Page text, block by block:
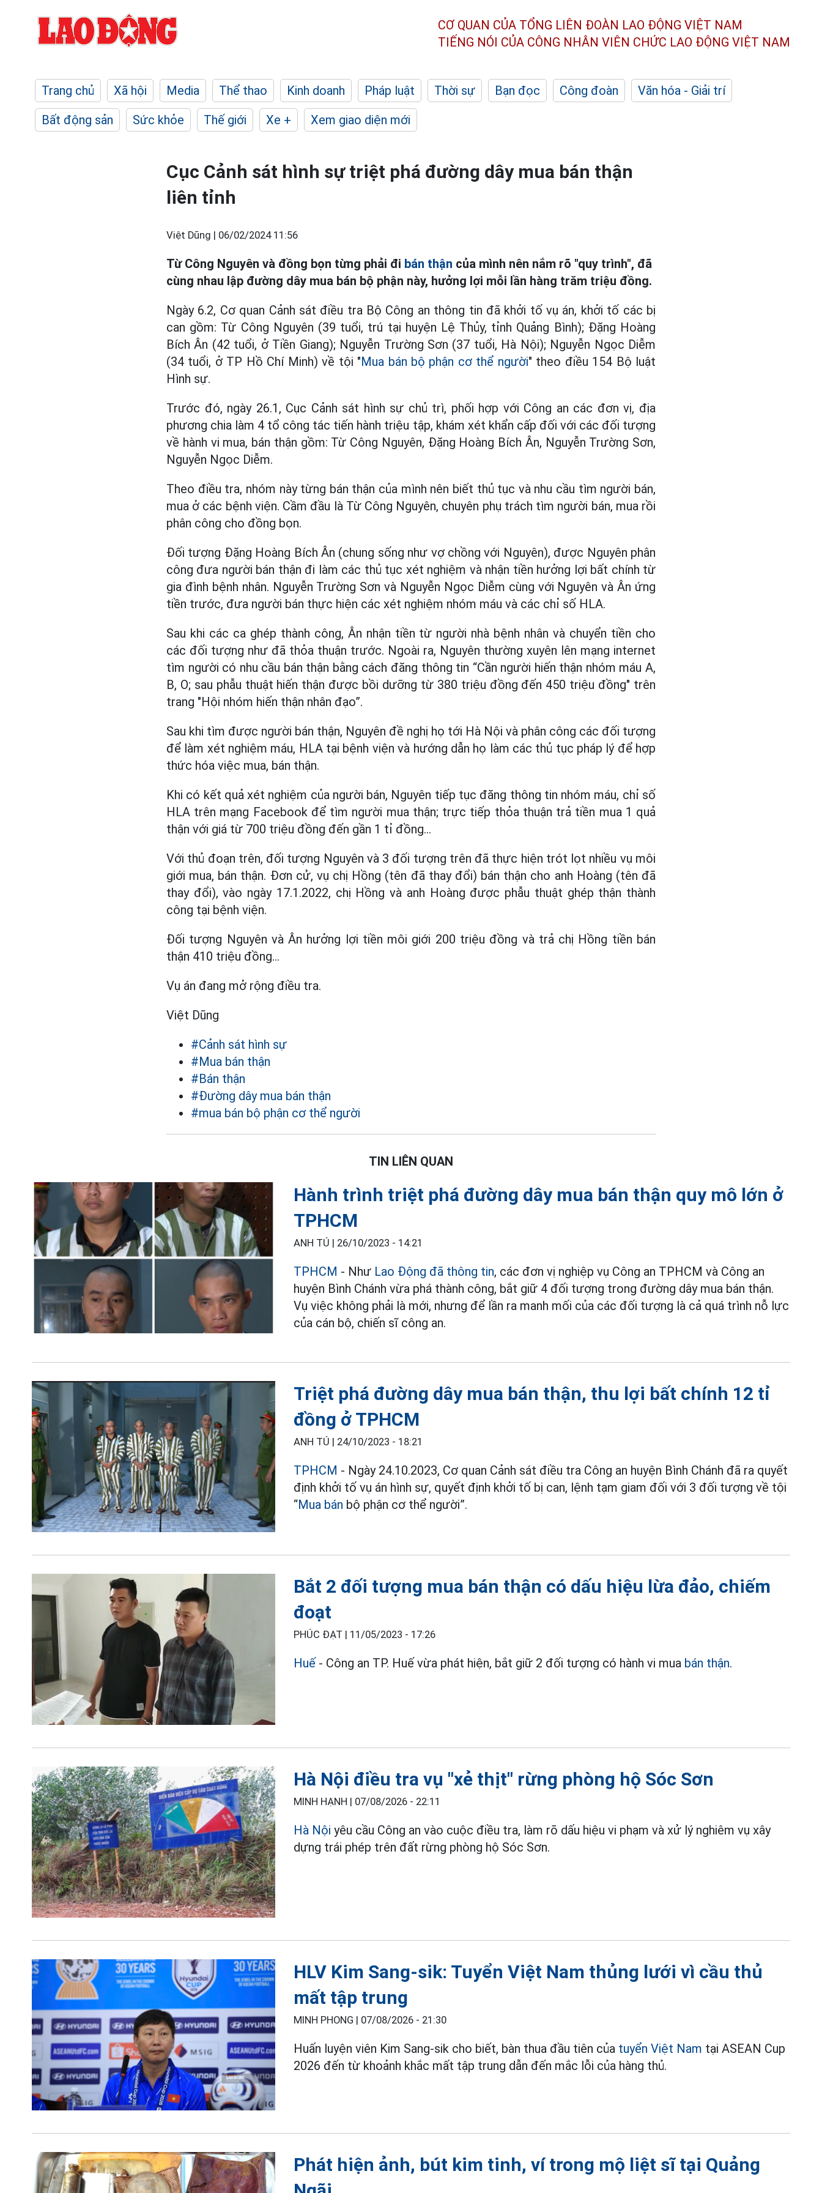
CƠ QUAN CỦA TỔNG LIÊN ĐOÀN LAO ĐỘNG VIỆT NAM
TIẾNG NÓI CỦA CÔNG NHÂN VIÊN CHỨC LAO ĐỘNG VIỆT NAM
Trang chủ Xã hội Media Thể thao Kinh doanh Pháp luật Thời sự Bạn đọc Công đoàn
Văn hóa - Giải trí
Bất động sản
Sức khỏe Thế giới Xe + Xem giao diện mới
Cục Cảnh sát hình sự triệt phá đường dây mua bán thận
liên tỉnh
Việt Dũng | 06/02/2024 11:56
Từ Công Nguyên và đồng bọn từng phải đi bán thận của mình nên nắm rõ "quy trình", đã
cùng nhau lập đường dây mua bán bộ phận này, hưởng lợi mỗi lần hàng trăm triệu đồng.
Ngày 6.2, Cơ quan Cảnh sát điều tra Bộ Công an thông tin đã khởi tố vụ án, khởi tố các bị
can gồm: Từ Công Nguyên (39 tuổi, trú tại huyện Lệ Thủy, tỉnh Quảng Bình); Đặng Hoàng
Bích Ân (42 tuổi, ở Tiền Giang); Nguyễn Trường Sơn (37 tuổi, Hà Nội); Nguyễn Ngọc Diễm
(34 tuổi, ở TP Hồ Chí Minh) về tội "Mua bán bộ phận cơ thể người" theo điều 154 Bộ luật
Hình sự.
Trước đó, ngày 26.1, Cục Cảnh sát hình sự chủ trì, phối hợp với Công an các đơn vị, địa
phương chia làm 4 tổ công tác tiến hành triệu tập, khám xét khẩn cấp đối với các đối tượng
về hành vi mua, bán thận gồm: Từ Công Nguyên, Đặng Hoàng Bích Ân, Nguyễn Trường Sơn,
Nguyễn Ngọc Diễm.
Theo điều tra, nhóm này từng bán thận của mình nên biết thủ tục và nhu cầu tìm người bán,
mua ở các bệnh viện. Cầm đầu là Từ Công Nguyên, chuyên phụ trách tìm người bán, mua rồi
phân công cho đồng bọn.
Đối tượng Đặng Hoàng Bích Ân (chung sống như vợ chồng với Nguyên), được Nguyên phân
công đưa người bán thận đi làm các thủ tục xét nghiệm và nhận tiền hưởng lợi bất chính từ
gia đình bệnh nhân. Nguyễn Trường Sơn và Nguyễn Ngọc Diễm cùng với Nguyên và Ân ứng
tiền trước, đưa người bán thực hiện các xét nghiệm nhóm máu và các chỉ số HLA.
Sau khi các ca ghép thành công, Ân nhận tiền từ người nhà bệnh nhân và chuyển tiền cho
các đối tượng như đã thỏa thuận trước. Ngoài ra, Nguyên thường xuyên lên mạng internet
tìm người có nhu cầu bán thận bằng cách đăng thông tin “Cần người hiến thận nhóm máu A,
B, O; sau phẫu thuật hiến thận được bồi dưỡng từ 380 triệu đồng đến 450 triệu đồng" trên
trang "Hội nhóm hiến thận nhân đạo”.
Sau khi tìm được người bán thận, Nguyên đề nghị họ tới Hà Nội và phân công các đối tượng
để làm xét nghiệm máu, HLA tại bệnh viện và hướng dẫn họ làm các thủ tục pháp lý để hợp
thức hóa việc mua, bán thận.
Khi có kết quả xét nghiệm của người bán, Nguyên tiếp tục đăng thông tin nhóm máu, chỉ số
HLA trên mạng Facebook để tìm người mua thận; trực tiếp thỏa thuận trả tiền mua 1 quả
thận với giá từ 700 triệu đồng đến gần 1 tỉ đồng...
Với thủ đoạn trên, đối tượng Nguyên và 3 đối tượng trên đã thực hiện trót lọt nhiều vụ môi
giới mua, bán thận. Đơn cử, vụ chị Hồng (tên đã thay đổi) bán thận cho anh Hoàng (tên đã
thay đổi), vào ngày 17.1.2022, chị Hồng và anh Hoàng được phẫu thuật ghép thận thành
công tại bệnh viện.
Đối tượng Nguyên và Ân hưởng lợi tiền môi giới 200 triệu đồng và trả chị Hồng tiền bán
thận 410 triệu đồng...
Vụ án đang mở rộng điều tra.
Việt Dũng
#Cảnh sát hình sự
#Mua bán thận
#Bán thận
#Đường dây mua bán thận
#mua bán bộ phận cơ thể người
TIN LIÊN QUAN
Hành trình triệt phá đường dây mua bán thận quy mô lớn ở
TPHCM
ANH TÚ | 26/10/2023 - 14:21
TPHCM - Như Lao Động đã thông tin, các đơn vị nghiệp vụ Công an TPHCM và Công an
huyện Bình Chánh vừa phá thành công, bắt giữ 4 đối tượng trong đường dây mua bán thận.
Vụ việc không phải là mới, nhưng để lần ra manh mối của các đối tượng là cả quá trình nỗ lực
của cán bộ, chiến sĩ công an.
Triệt phá đường dây mua bán thận, thu lợi bất chính 12 tỉ
đồng ở TPHCM
ANH TÚ | 24/10/2023 - 18:21
TPHCM - Ngày 24.10.2023, Cơ quan Cảnh sát điều tra Công an huyện Bình Chánh đã ra quyết
định khởi tố vụ án hình sự, quyết định khởi tố bị can, lệnh tạm giam đối với 3 đối tượng về tội
“Mua bán bộ phận cơ thể người”.
Bắt 2 đối tượng mua bán thận có dấu hiệu lừa đảo, chiếm
đoạt
PHÚC ĐẠT | 11/05/2023 - 17:26
Huế - Công an TP. Huế vừa phát hiện, bắt giữ 2 đối tượng có hành vi mua bán thận.
Hà Nội điều tra vụ "xẻ thịt" rừng phòng hộ Sóc Sơn
MINH HẠNH | 07/08/2026 - 22:11
Hà Nội yêu cầu Công an vào cuộc điều tra, làm rõ dấu hiệu vi phạm và xử lý nghiêm vụ xây
dựng trái phép trên đất rừng phòng hộ Sóc Sơn.
HLV Kim Sang-sik: Tuyển Việt Nam thủng lưới vì cầu thủ
mất tập trung
MINH PHONG | 07/08/2026 - 21:30
Huấn luyện viên Kim Sang-sik cho biết, bàn thua đầu tiên của tuyển Việt Nam tại ASEAN Cup
2026 đến từ khoảnh khắc mất tập trung dẫn đến mắc lỗi của hàng thủ.
Phát hiện ảnh, bút kim tinh, ví trong mộ liệt sĩ tại Quảng